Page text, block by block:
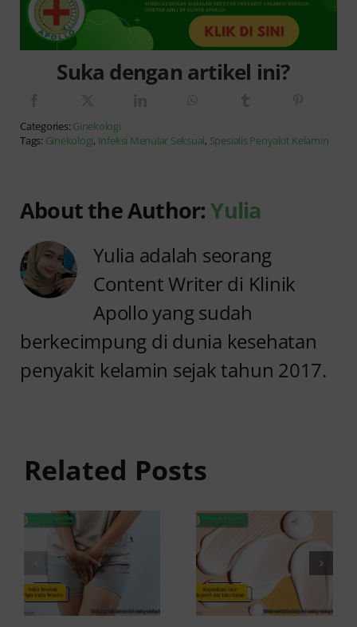
Suka dengan artikel ini?
Categories: Ginekologi
Tags: Ginekologi, Infeksi Menular Seksual, Spesialis Penyakit Kelamin
About the Author:Yulia
Yulia adalah seorang
Content Writer di Klinik
Apollo yang sudah
berkecimpung di dunia kesehatan
penyakit kelamin sejak tahun 2017.
Related Posts
Sakit
Wanita
Serta
Perih?
Waspada
Kondisi Ini
Apakah
Berbahaya?